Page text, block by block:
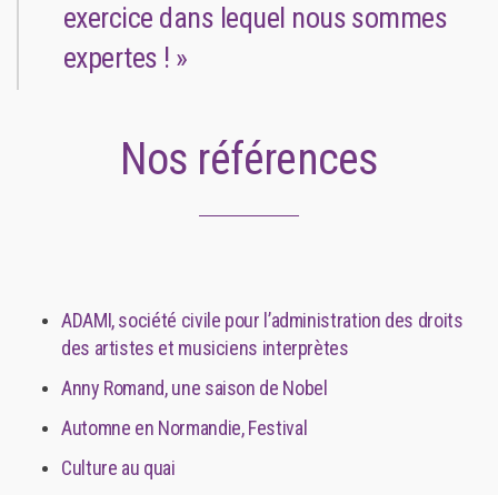
exercice dans lequel nous sommes
expertes ! »
Nos références
ADAMI, société civile pour l’administration des droits
des artistes et musiciens interprètes
Anny Romand, une saison de Nobel
Automne en Normandie, Festival
Culture au quai